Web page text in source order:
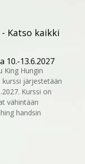
Katso kaikki
10.-13.6.2027
King Hungin
järjestetään
Kurssi on
vähintään
handsin